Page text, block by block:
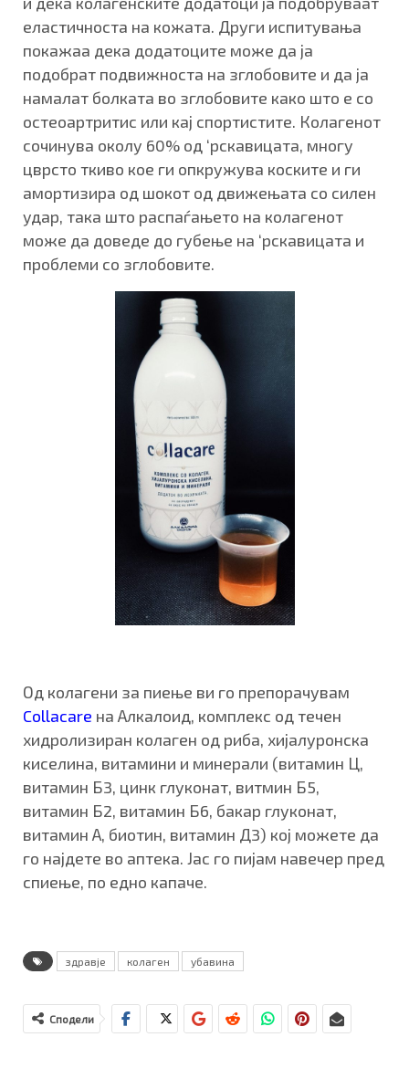
еластичноста на кожата. Други испитувања
покажаа дека додатоците може да ја
подобрат подвижноста на зглобовите и да ја
намалат болката во зглобовите како што е со
остеоартритис или кај спортистите. Колагенот
сочинува околу 60% од ‘рскавицата, многу
цврсто ткиво кое ги опкружува коските и ги
амортизира од шокот од движењата со силен
удар, така што распаѓањето на колагенот
може да доведе до губење на ‘рскавицата и
проблеми со зглобовите.
Од колагени за пиење ви го препорачувам
Collacare на Алкалоид, комплекс од течен
хидролизиран колаген од риба, хијалуронска
киселина, витамини и минерали (витамин Ц,
витамин Б3, цинк глуконат, витмин Б5,
витамин Б2, витамин Б6, бакар глуконат,
витамин А, биотин, витамин Д3) кој можете да
го најдете во аптека. Јас го пијам навечер пред
спиење, по едно капаче.
здравје колаген убавина
Сподели